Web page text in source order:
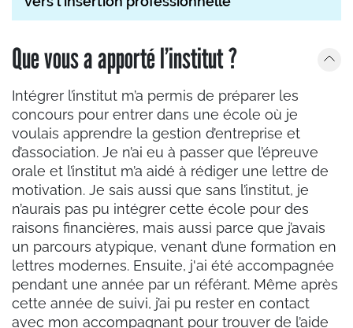
Que vous a apporté l’institut ?
Intégrer l’institut m’a permis de préparer les
concours pour entrer dans une école où je
voulais apprendre la gestion d’entreprise et
d’association. Je n’ai eu à passer que l’épreuve
orale et l’institut m’a aidé à rédiger une lettre de
motivation. Je sais aussi que sans l’institut, je
n’aurais pas pu intégrer cette école pour des
raisons financières, mais aussi parce que j’avais
un parcours atypique, venant d’une formation en
lettres modernes. Ensuite, j'ai été accompagnée
pendant une année par un référant. Même après
cette année de suivi, j’ai pu rester en contact
avec mon accompagnant pour trouver de l’aide